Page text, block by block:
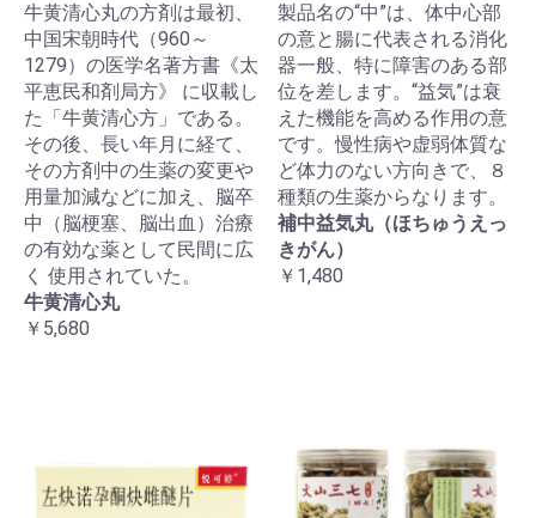
牛黄清心丸の方剤は最初、
中国宋朝時代（960～
1279）の医学名著方書《太
平恵民和剤局方》 に収載し
た「牛黄清心方」である。
その後、長い年月に経て、
その方剤中の生薬の変更や
用量加減などに加え、脳卒
中（脳梗塞、脳出血）治療
の有効な薬として民間に広
く 使用されていた。
牛黄清心丸
￥5,680
製品名の“中”は、体中心部
の意と腸に代表される消化
器一般、特に障害のある部
位を差します。“益気”は衰
えた機能を高める作用の意
です。慢性病や虚弱体質な
ど体力のない方向きで、８
種類の生薬からなります。
補中益気丸（ほちゅうえっ
きがん）
￥1,480